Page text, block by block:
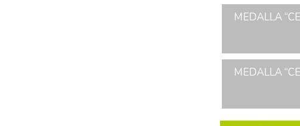
MEDALLA
MEDALLA